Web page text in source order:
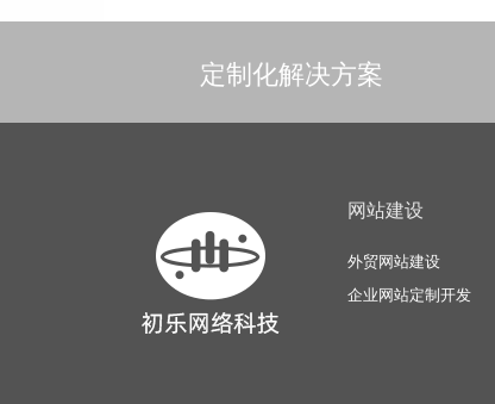
定制化解决方案
网站建设
外贸网站建设
企业网站定制开发